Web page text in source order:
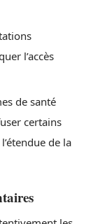
l’accès
de santé
certains
de la